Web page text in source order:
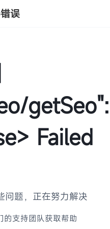
误
getSeo":
Failed
问题，正在努力解决
的支持团队获取帮助